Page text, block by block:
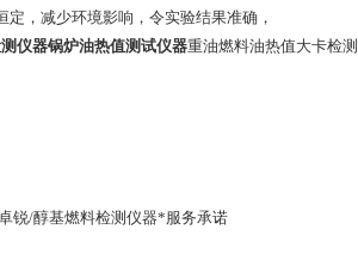
，减少环境影响，令实验结果准确，
仪器锅炉油热值测试仪器重油燃料油热值大卡检
锐/醇基燃料检测仪器*服务承诺